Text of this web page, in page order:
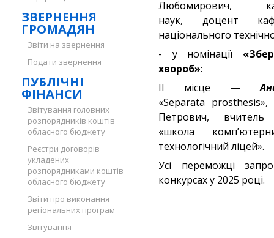
ЗВЕРНЕННЯ
ГРОМАДЯН
Звіти на звернення
Подати звернення
ПУБЛІЧНІ
ФІНАНСИ
Звітування головних
розпорядників коштів
обласного бюджету
Реєстри договорів
укладених
розпорядниками коштів
обласного бюджету
Звіти про виконання
регіональних програм
Звітування
Любомирович,
наук, доцент
національного
- у номінації
хвороб»:
II місце —
«Separata
Петрович, вчитель
«школа
технологічний ліцей».
Усі переможці
конкурсах у 2025 році.